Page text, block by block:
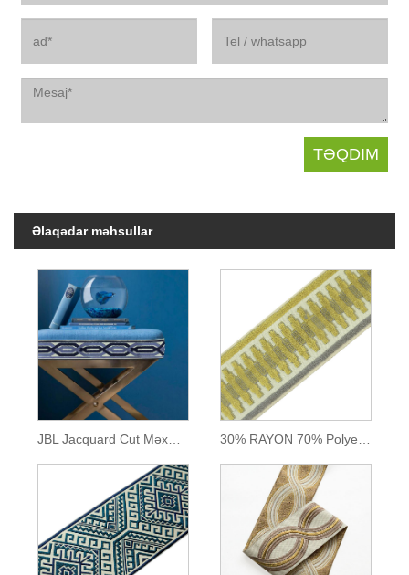
Əlaqədar məhsullar
JBL Jacquard Cut Məxmər Yeni Dizayn Sərhəd Döşəmələri 30% RAYON 70% Polyester Jakarlı Dəstlər və Bantlar